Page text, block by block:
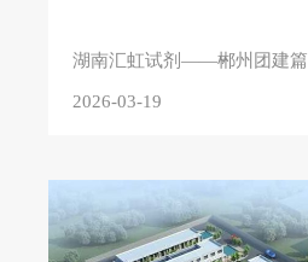
湖南汇虹试剂——郴州团建篇
2026-03-19